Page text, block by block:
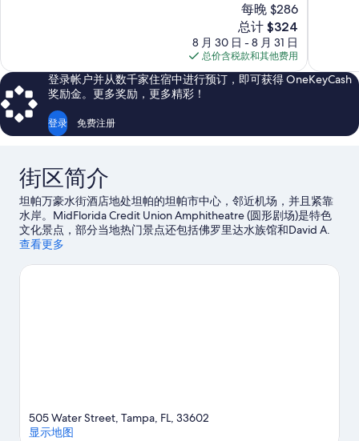
991
条
点
评
每晚 $286
新
价
格
$324
总计 $324
8 月 30 日 - 8 月 31 日
总价含税款和其他费用
了，
1,006
登录帐户并从数千家住宿中进行预订，即可获得 OneKeyCash
奖励金。更多奖励，更多精彩！
登录 免费注册
街区简介
坦帕万豪水街酒店地处坦帕的坦帕市中心，邻近机场，并且紧靠
水岸。MidFlorida Credit Union Amphitheatre (圆形剧场)是特色
文化景点，部分当地热门景点还包括佛罗里达水族馆和David A.
Straz。洛瑞公园坦帕动物园和坦帕湾布希花园不容错过。您可在
问我们的坦帕旅行指南
查看更多
505 Water Street, Tampa, FL, 33602
显示地图